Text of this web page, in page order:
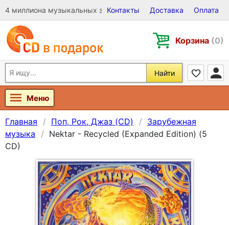
4 миллиона музыкальных записей на Виниле, CD и DVD
Контакты Доставка Оплата
Корзина (0)
Найти
Меню
Главная Поп, Рок, Джаз (CD)
Зарубежная
музыка
Nektar - Recycled (Expanded Edition) (5
CD)